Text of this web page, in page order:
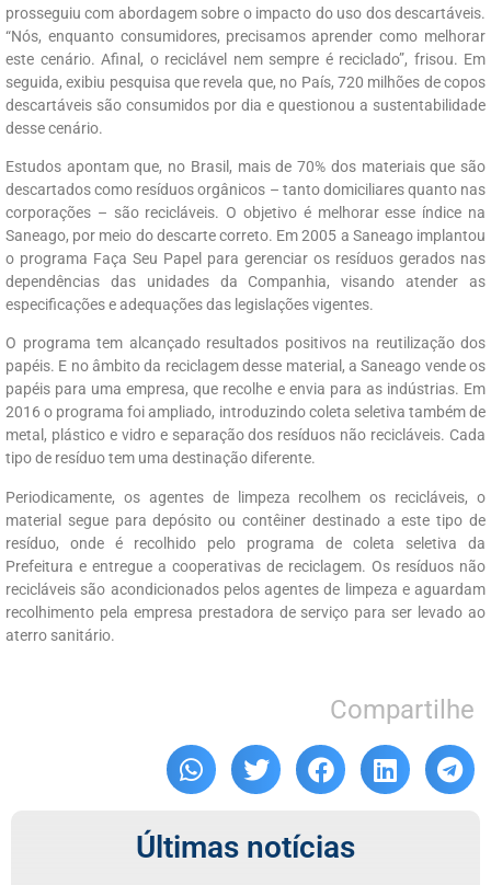
prosseguiu com abordagem sobre o impacto do uso dos descartáveis.
“Nós, enquanto consumidores, precisamos aprender como melhorar
este cenário. Afinal, o reciclável nem sempre é reciclado”, frisou. Em
seguida, exibiu pesquisa que revela que, no País, 720 milhões de copos
descartáveis são consumidos por dia e questionou a sustentabilidade
desse cenário.
Estudos apontam que, no Brasil, mais de 70% dos materiais que são
descartados como resíduos orgânicos – tanto domiciliares quanto nas
corporações – são recicláveis. O objetivo é melhorar esse índice na
Saneago, por meio do descarte correto. Em 2005 a Saneago implantou
o programa Faça Seu Papel para gerenciar os resíduos gerados nas
dependências das unidades da Companhia, visando atender as
especificações e adequações das legislações vigentes.
O programa tem alcançado resultados positivos na reutilização dos
papéis. E no âmbito da reciclagem desse material, a Saneago vende os
papéis para uma empresa, que recolhe e envia para as indústrias. Em
2016 o programa foi ampliado, introduzindo coleta seletiva também de
metal, plástico e vidro e separação dos resíduos não recicláveis. Cada
tipo de resíduo tem uma destinação diferente.
Periodicamente, os agentes de limpeza recolhem os recicláveis, o
material segue para depósito ou contêiner destinado a este tipo de
resíduo, onde é recolhido pelo programa de coleta seletiva da
Prefeitura e entregue a cooperativas de reciclagem. Os resíduos não
recicláveis são acondicionados pelos agentes de limpeza e aguardam
recolhimento pela empresa prestadora de serviço para ser levado ao
aterro sanitário.
Compartilhe
Últimas notícias